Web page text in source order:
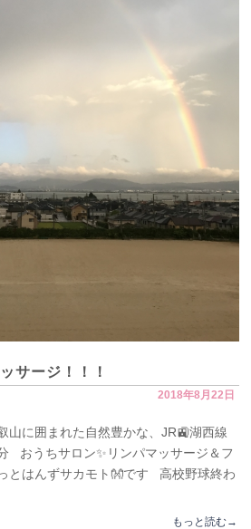
サージ！！！
2018年8月22日
山に囲まれた自然豊かな、JR🚉湖西線
おうちサロン✨リンパマッサージ＆フ
とはんずサカモト👐です 高校野球終わ
もっと読む→